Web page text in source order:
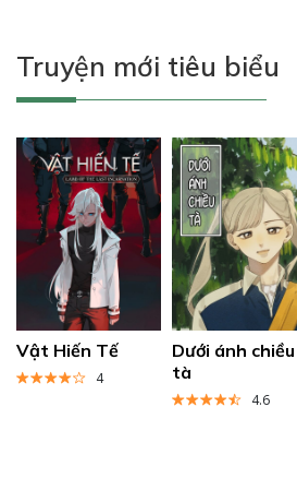
Truyện mới tiêu biểu
Vật Hiến Tế
4
Dưới ánh chiều
tà
4.6